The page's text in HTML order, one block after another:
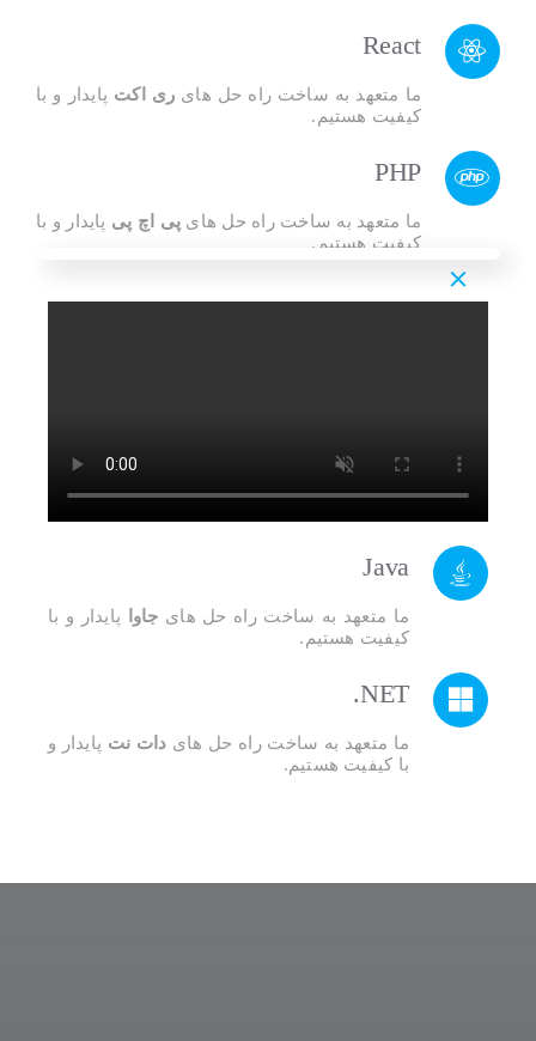
React
ما متعهد به ساخت راه حل های ری اکت پایدار و با
کیفیت هستیم.
PHP
ما متعهد به ساخت راه حل هایپی اچ پی پایدار و با
کیفیت هستیم.
Java
ما متعهد به ساخت راه حل های جاوا پایدار و با
کیفیت هستیم.
NET.
ما متعهد به ساخت راه حل های دات نت پایدار و
با کیفیت هستیم.